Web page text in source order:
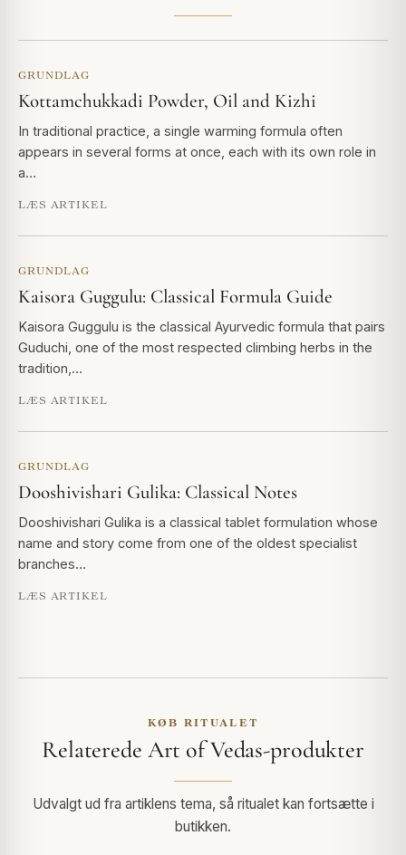
GRUNDLAG
Kottamchukkadi Powder, Oil and Kizhi
In traditional practice, a single warming formula often
appears in several forms at once, each with its own role in
a…
LÆS ARTIKEL
GRUNDLAG
Kaisora Guggulu: Classical Formula Guide
Kaisora Guggulu is the classical Ayurvedic formula that pairs
Guduchi, one of the most respected climbing herbs in the
tradition,…
LÆS ARTIKEL
GRUNDLAG
Dooshivishari Gulika: Classical Notes
Dooshivishari Gulika is a classical tablet formulation whose
name and story come from one of the oldest specialist
branches…
LÆS ARTIKEL
KØB RITUALET
Relaterede Art of Vedas-produkter
Udvalgt ud fra artiklens tema, så ritualet kan fortsætte i
butikken.